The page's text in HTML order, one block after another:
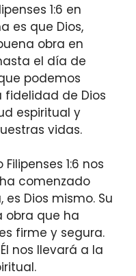
1:6 en
es que Dios,
obra en
el día de
podemos
de Dios
espiritual y
vidas.
1:6 nos
comenzado
Dios mismo. Su
obra que ha
firme y segura.
nos llevará a la